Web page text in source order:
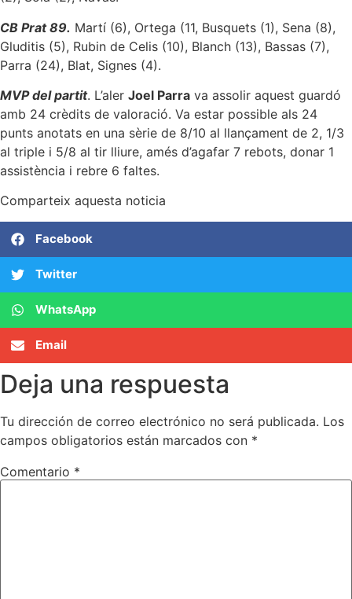
CB Prat 89. Martí (6), Ortega (11, Busquets (1), Sena (8),
Gluditis (5), Rubin de Celis (10), Blanch (13), Bassas (7),
Parra (24), Blat, Signes (4).
MVP del partit. L’aler Joel Parra va assolir aquest guardó
amb 24 crèdits de valoració. Va estar possible als 24
punts anotats en una sèrie de 8/10 al llançament de 2, 1/3
al triple i 5/8 al tir lliure, amés d’agafar 7 rebots, donar 1
assistència i rebre 6 faltes.
Comparteix aquesta noticia
Facebook
Twitter
WhatsApp
Email
Deja una respuesta
Tu dirección de correo electrónico no será publicada. Los
campos obligatorios están marcados con *
Comentario *